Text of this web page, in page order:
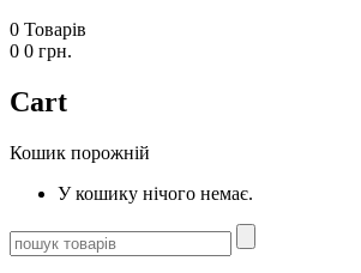
0 Товарів
0 0 грн.
Cart
Кошик порожній
У кошику нічого немає.